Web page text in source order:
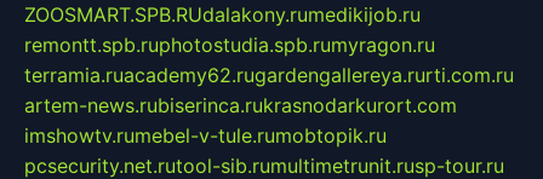
ZOOSMART.SPB.RUdalakony.rumedikijob.ru
remontt.spb.ruphotostudia.spb.rumyragon.ru
terramia.ruacademy62.rugardengallereya.rurti.com.ru
artem-news.rubiserinca.rukrasnodarkurort.com
imshowtv.rumebel-v-tule.rumobtopik.ru
pcsecurity.net.rutool-sib.rumultimetrunit.rusp-tour.ru